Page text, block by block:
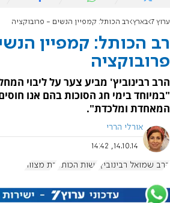
ערוץ 7 בארץ רב הכותל: קמפיין הנשים - פרובוקציה
רב הכותל: קמפיין
פרובוקציה
הרב רבינוביץ' מביע צער על ליבוי
"במיוחד בימי חג הסוכות בהם אנו
המאחדת ומלכדת".
אורלי הררי
14.10.14, 14:42
הרב שמואל רבינוביץ' נשות הכותל בת מצווה